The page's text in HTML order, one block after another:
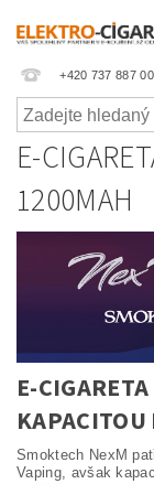
+420 737 887
E-
1200MAH
E-
Smoktech NexM
Vaping, avšak